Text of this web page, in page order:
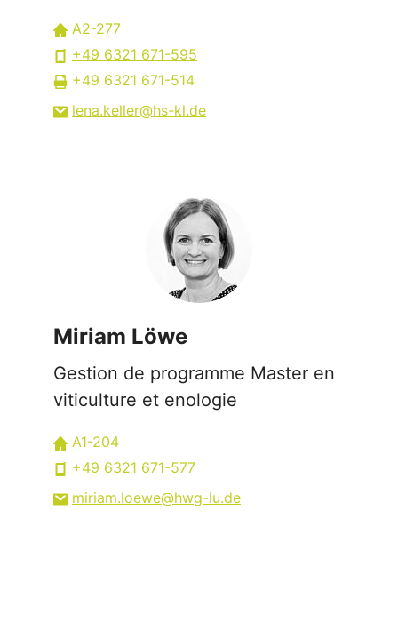
A2-277
+49 6321 671-595
+49 6321 671-514
lena.keller
hs-kl de
Miriam Löwe
Gestion de programme Master en
viticulture et enologie
A1-204
+49 6321 671-577
miriam.loewe
hwg-lu de